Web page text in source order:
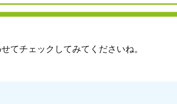
てチェックしてみてくださいね。